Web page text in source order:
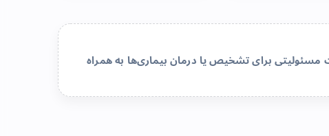
برای تشخیص یا درمان بیماری‌ها به همراه